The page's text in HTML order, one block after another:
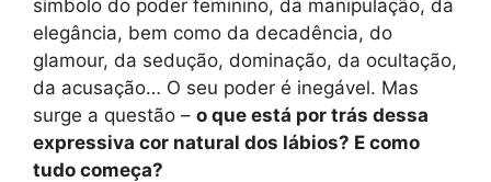
símbolo do poder feminino, da manipulação, da
elegância, bem como da decadência, do
glamour, da sedução, dominação, da ocultação,
da acusação… O seu poder é inegável. Mas
surge a questão – o que está por trás dessa
expressiva cor natural dos lábios? E como
tudo começa?